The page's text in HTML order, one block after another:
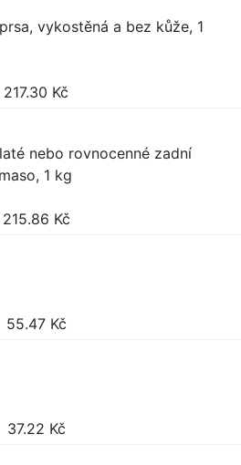
vykostěná a bez kůže, 1
217.30 Kč
nebo rovnocenné zadní
1 kg
215.86 Kč
55.47 Kč
37.22 Kč